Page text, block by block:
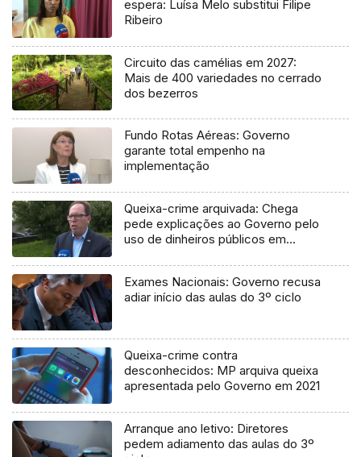
espera: Luísa Melo substitui Filipe
Ribeiro
Circuito das camélias em 2027:
Mais de 400 variedades no cerrado
dos bezerros
Fundo Rotas Aéreas: Governo
garante total empenho na
implementação
Queixa-crime arquivada: Chega
pede explicações ao Governo pelo
uso de dinheiros públicos em
Exames Nacionais: Governo recusa
adiar início das aulas do 3º ciclo
Queixa-crime contra
desconhecidos: MP arquiva queixa
apresentada pelo Governo em 2021
Arranque ano letivo: Diretores
pedem adiamento das aulas do 3º